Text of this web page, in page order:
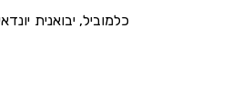
כלמוביל, יבואנית